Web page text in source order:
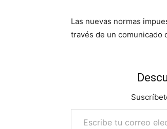
Las nuevas normas
través de un comunicado
Escribe tu correo electrónico…